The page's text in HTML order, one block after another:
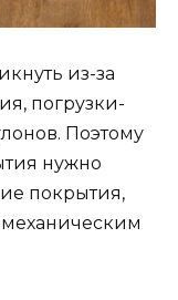
из-за
погрузки-
Поэтому
нужно
покрытия,
механическим